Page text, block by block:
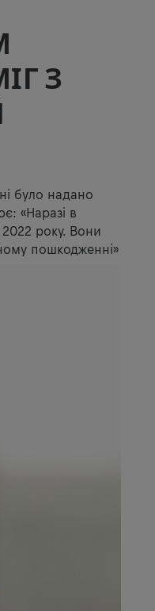
З
було надано
«Наразі в
2022 року. Вони
пошкодженні»